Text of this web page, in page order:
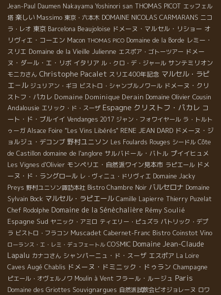
Jean-Paul Daumen Nakayama Yoshinori san THOMAS PICOT エッフェル
塔 楽しい Massimo 東京・六本木 DOMAINE NICOLAS CARMARANS ニコ
ラ・レオ 東京 Barcelona Beaujoloise ドメーヌ・マルセル・リショー オ
リヴィエ・コーエン Macon THOMAS PICO Domaine de la Borde レミー・
スリエ Domaine de la Vieille Julienne エスポア・ゴトーツアー ドメー
ヌ・ダール・エ・リボ イタリア ル・クロ・デ・ジャール サンテミリオン
モニカさん Christophe Pacalet スリエ400年記念 マルセル・ラピ
エ－ル ジュリアン・ギヨ ビストロ・シャンブルノワール ドメーヌ・クリ
ストフ・パカレ Domaine Dominique Derain Domaine Olivier Cousin
Andalousie エリック・ド・スーザ Espagne クリストフ・パカレ コ
ート・ド・ブルイイ Vendanges 2017 ジャン・フォワイヤール ラ・トルト
ゥーガ Alsace Foire "Les Vins Libérés" RENE JEAN DARD ドメーヌ・ジ
ョルジュ・デコンブ 野村ユニソン Les Foulards Rouges シードル Côte
de Castillon domaine de l'anglore サルバドール・バトル プイイヒュメ
Les Vignes d'Olivier モンペリエ・自然派ワイン見本市 ラピエール ドメ
ーヌ・ド・ラングロール レ・ヴィニュ・ドリヴィエ Domaine Jacky
Preys 野村ユニソン諏訪本社 Bistro Chambre Noir バルセロナ Domaine
Sylvain Bock マルセル・ラピエール Camille Lapierre Thierry Puzelat
Chef Rodolphe Domaine de la Sénèchalière Rémy Soulié
Espagne Sud ヤニック・アミロ ティエリー・ピュズラ パトリック・デプ
ラ ビストロ・フラコン Muscadet Cabernet-Franc Bistro Coinstot Vino
ローランス・エ・レミ・デュフェートル COSMIC Domaine Jean-Claude
Lapalu カナコさん シャンパーニュ・ド・スーザ エスポア La Loire
Caves Augé Chablis ドメーヌ・ドミニック・ドゥラン Champagne
ピエール・オヴェルノワ Moulin à Vent フラール・ルージュ Paris
Domaine des Griottes Souvignargues 自然派試飲会ビオジョレーヌ ロワ